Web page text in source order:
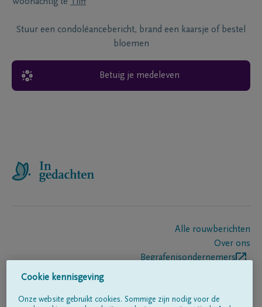
Stuur een condoléancebericht, brand een kaarsje of bestel
bloemen
Betuig je medeleven
Alle rouwberichten
Over ons
Begrafenisondernemers
Cookie kennisgeving
Onze website gebruikt cookies. Sommige zijn nodig voor de